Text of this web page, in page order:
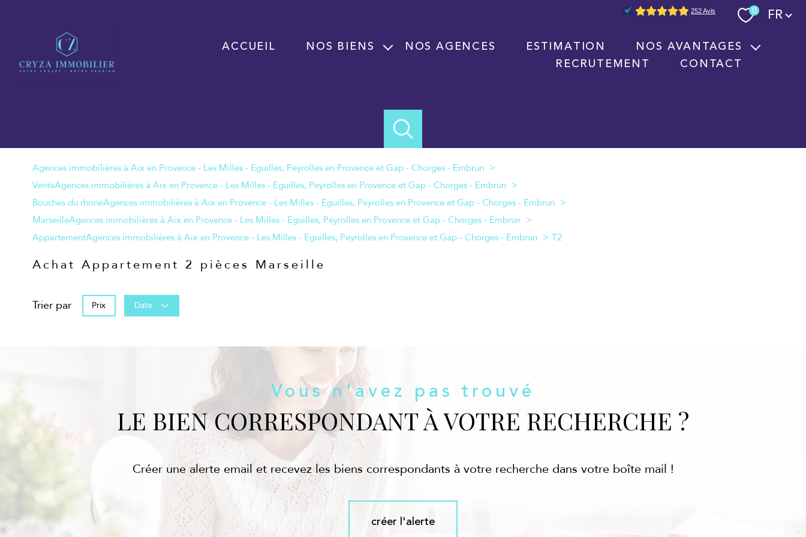
0 Langue
FR
ACCUEIL NOS BIENS
Immobilier professionnel Vente
Fond de commerce
NOS AGENCES ESTIMATION NOS AVANTAGES
RECRUTEMENT CONTACT
Vente
Bouches du rhone
Marseille
Appartement
T2
Achat Appartement 2 pièces Marseille
Trier par Prix Date
Vous n'avez pas trouvé
LE BIEN CORRESPONDANT À VOTRE RECHERCHE ?
Créer une alerte email et recevez les biens correspondants à votre recherche dans votre boîte mail !
créer l'alerte